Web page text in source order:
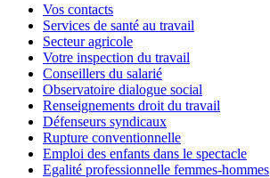
Vos contacts
Services de santé au travail
Secteur agricole
Votre inspection du travail
Conseillers du salarié
Observatoire dialogue social
Renseignements droit du travail
Défenseurs syndicaux
Rupture conventionnelle
Emploi des enfants dans le spectacle
Egalité professionnelle femmes-hommes